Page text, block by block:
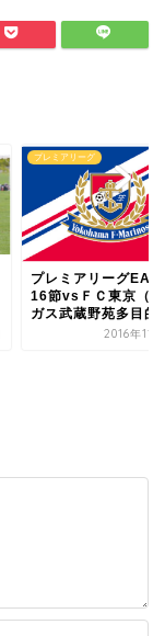
ユース
K2リーグ 第4節 vs
大相模B（東海大相
校グラウンド）
2023年5